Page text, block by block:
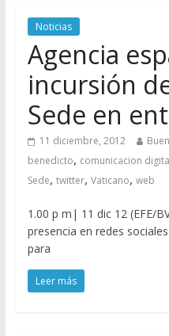
Noticias
Agencia
incursión
Sede en
11 diciembre, 2012
benedicto, comunicacion
Sede, twitter, Vaticano, web
1.00 p m| 11 dic 12 (EFE/
presencia en redes
para
Leer más